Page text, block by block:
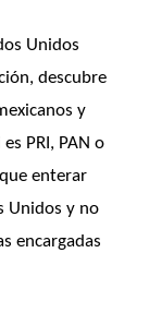
Unidos
descubre
y
PRI, PAN o
enterar
Unidos y no
encargadas